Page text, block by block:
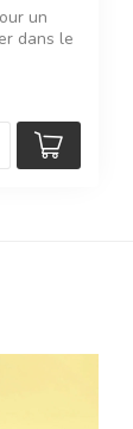
un
dans le